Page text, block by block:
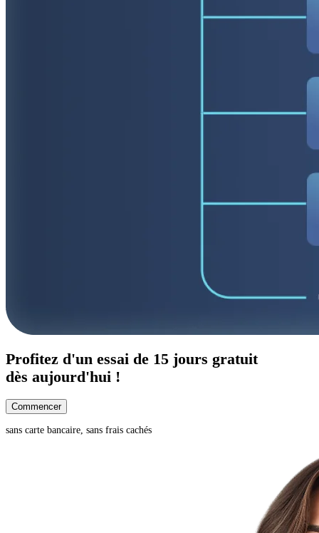
Profitez d'un essai de 15 jours gratuit
dès aujourd'hui !
Commencer
sans carte bancaire, sans frais cachés